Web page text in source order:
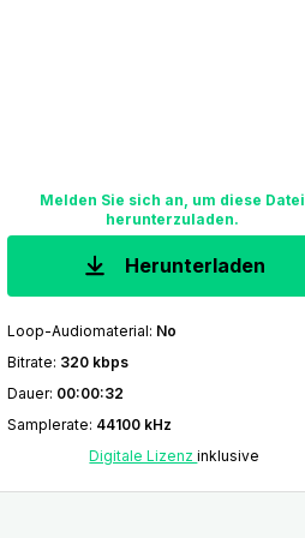
Melden Sie sich an, um diese Datei
herunterzuladen.
Herunterladen
Loop-Audiomaterial: No
Bitrate: 320 kbps
Dauer: 00:00:32
Samplerate: 44100 kHz
Digitale Lizenzinklusive